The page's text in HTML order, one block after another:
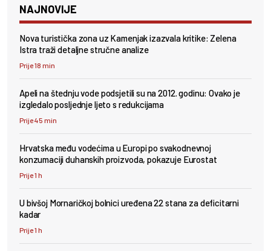
NAJNOVIJE
Nova turistička zona uz Kamenjak izazvala kritike: Zelena
Istra traži detaljne stručne analize
Prije 18 min
Apeli na štednju vode podsjetili su na 2012. godinu: Ovako je
izgledalo posljednje ljeto s redukcijama
Prije 45 min
Hrvatska među vodećima u Europi po svakodnevnoj
konzumaciji duhanskih proizvoda, pokazuje Eurostat
Prije 1 h
U bivšoj Mornaričkoj bolnici uređena 22 stana za deficitarni
kadar
Prije 1 h